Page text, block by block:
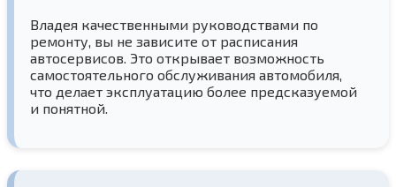
Владея качественными руководствами по
ремонту, вы не зависите от расписания
автосервисов. Это открывает возможность
самостоятельного обслуживания автомобиля,
что делает эксплуатацию более предсказуемой
и понятной.